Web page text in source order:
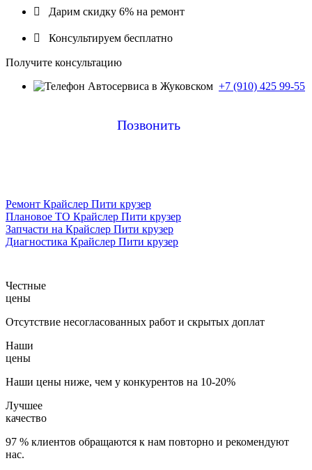
 Дарим скидку 6% на ремонт
 Консультируем бесплатно
Получите консультацию
+7 (910) 425 99-55
Позвонить
Ремонт Крайслер Пити крузер
Плановое ТО Крайслер Пити крузер
Запчасти на Крайслер Пити крузер
Диагностика Крайслер Пити крузер
Честные
цены
Отсутствие несогласованных работ и скрытых доплат
Наши
цены
Наши цены ниже, чем у конкурентов на 10-20%
Лучшее
качество
97 % клиентов обращаются к нам повторно и рекомендуют
нас.